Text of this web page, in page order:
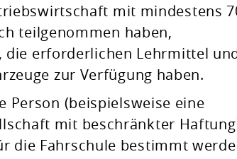
mit mindestens
teilgenommen haben,
erforderlichen Lehrmittel
zur Verfügung haben.
Person (beispielsweise eine
mit beschränkter
die Fahrschule bestimmt